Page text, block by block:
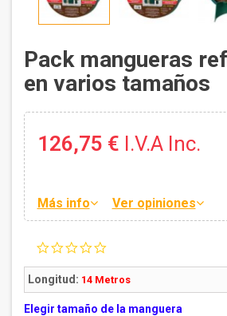
Pack mangueras
en varios tamaños
126,75 € I.V.A Inc.
Más info Ver opiniones
rating
Longitud: 14 Metros
Elegir tamaño de la manguera